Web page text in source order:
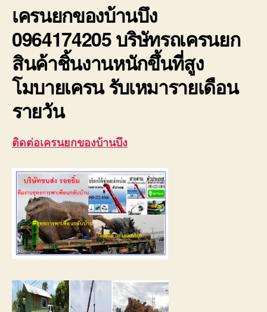
เครนยกของบ้านบึง
0964174205 บริษัทรถเครนยก
สินค้าชิ้นงานหนักขึ้นที่สูง
โมบายเครน รับเหมารายเดือน
รายวัน
ติดต่อเครนยกของบ้านบึง